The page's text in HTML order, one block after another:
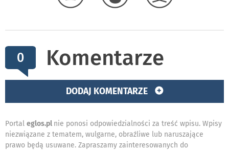
0 Komentarze
DODAJ KOMENTARZE
Portal eglos.pl nie ponosi odpowiedzialności za treść wpisu. Wpisy
niezwiązane z tematem, wulgarne, obraźliwe lub naruszające
prawo będą usuwane. Zapraszamy zainteresowanych do